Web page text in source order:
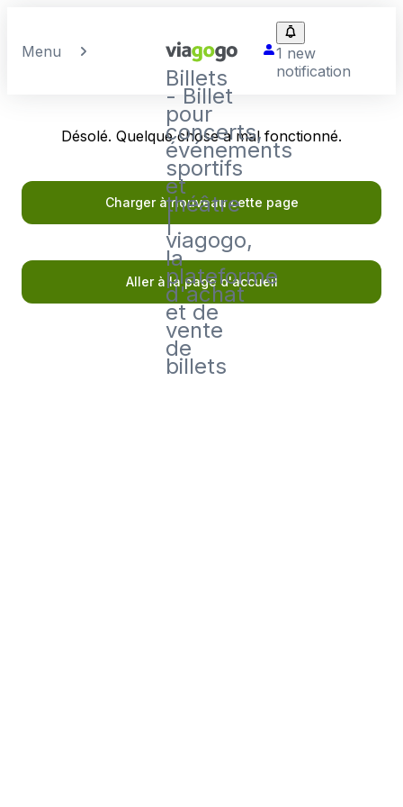
Menu
Billets
- Billet
pour
concerts,
événements
sportifs
et
théâtre
|
viagogo,
la
plateforme
d'achat
et de
vente
de
billets
1 new
notification
Désolé. Quelque chose a mal fonctionné.
Charger à nouveau cette page
Aller à la page d'accueil